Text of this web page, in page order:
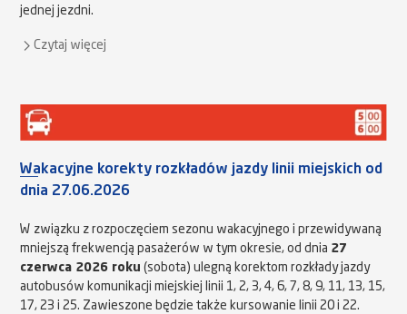
jednej jezdni.
Czytaj więcej
Wakacyjne korekty rozkładów jazdy linii miejskich od
dnia 27.06.2026
W związku z rozpoczęciem sezonu wakacyjnego i przewidywaną
mniejszą frekwencją pasażerów w tym okresie, od dnia 27
czerwca 2026 roku (sobota) ulegną korektom rozkłady jazdy
autobusów komunikacji miejskiej linii 1, 2, 3, 4, 6, 7, 8, 9, 11, 13, 15,
17, 23 i 25. Zawieszone będzie także kursowanie linii 20 i 22.